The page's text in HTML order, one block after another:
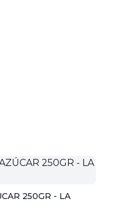
250GR - LA